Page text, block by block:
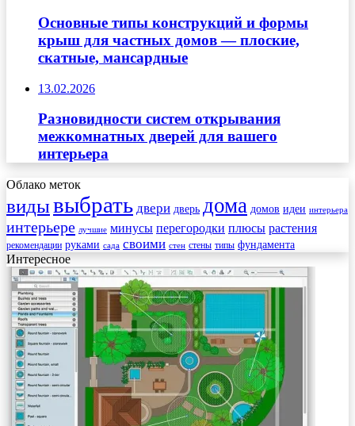
Основные типы конструкций и формы
крыш для частных домов — плоские,
скатные, мансардные
13.02.2026
Разновидности систем открывания
межкомнатных дверей для вашего
интерьера
Облако меток
видывыбрать двери дверь дома домов идеи интерьера
интерьере лучшие минусы перегородки плюсы растения
рекомендации руками сада своими стен стены типы фундамента
Интересное